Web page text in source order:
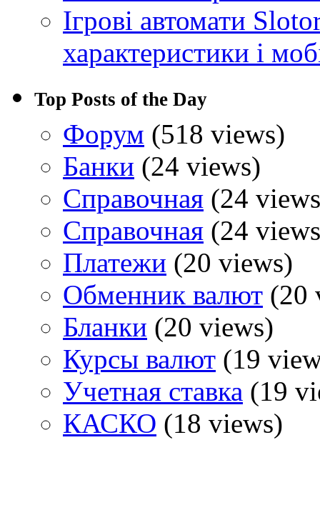
Ігрові автомати
характеристики і
Top Posts of the Day
Форум (518 views)
Банки (24 views)
Справочная (24
Справочная (24
Платежи (20 views)
Обменник валют (20
Бланки (20 views)
Курсы валют (19
Учетная ставка (19
КАСКО (18 views)